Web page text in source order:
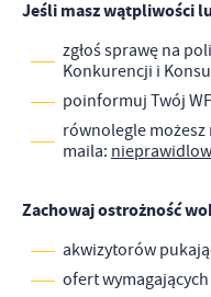
Jeśli masz wątpliwości
zgłoś sprawę na
Konkurencji i
poinformuj Twój
równolegle możesz
maila:
Zachowaj ostrożność
akwizytorów
ofert
Firmy te działają w
społecznościowych.